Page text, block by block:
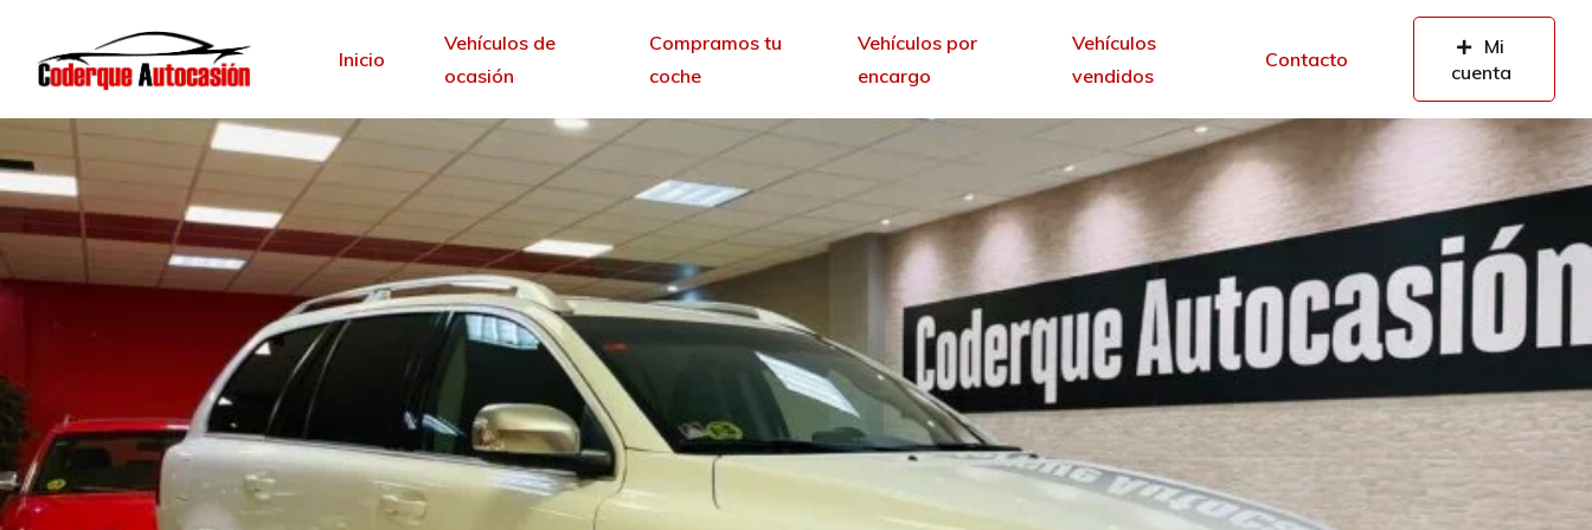
Inicio
Vehículos de
ocasión
Compramos tu
coche
Vehículos por
encargo
Vehículos
vendidos
Contacto
Mi
cuenta